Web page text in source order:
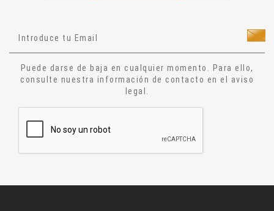
Ocultismo
Narrativa
Relatos
Aforismos
Puede darse de baja en cualquier momento. Para ello,
consulte nuestra información de contacto en el aviso
legal.